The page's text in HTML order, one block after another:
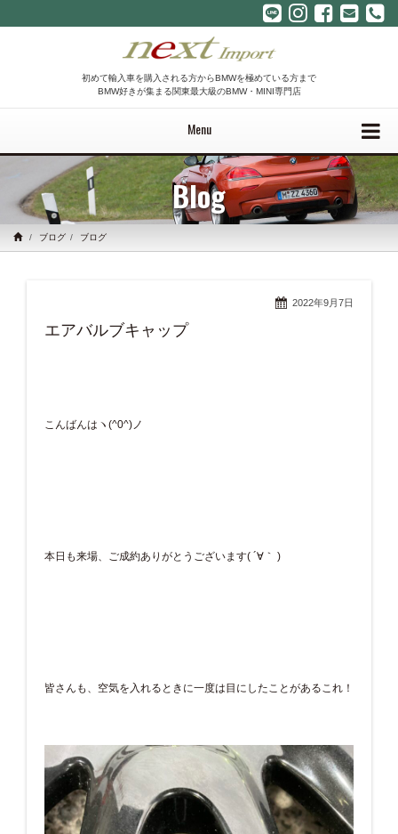
初めて輸入車を購入される方からBMWを極めている方まで
BMW好きが集まる関東最大級のBMW・MINI専門店
Menu
Blog
ブログ ブログ
2022年9月7日
エアバルブキャップ
こんばんはヽ(^0^)ノ
本日も来場、ご成約ありがとうございます( ´∀｀ )
皆さんも、空気を入れるときに一度は目にしたことがあるこれ！